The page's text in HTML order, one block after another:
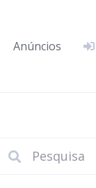
Anúncios